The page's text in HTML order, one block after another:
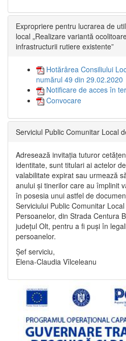
Expropriere pentru lucrarea de
local „Realizare variantă
infrastructurii rutiere existente”
Hotărârea Consiliului
numărul 49 din 29.02.2020
Notificare de acces în
Convocare
Serviciul Public Comunitar Local
Adresează invitația tuturor
identitate, sunt titulari ai actelor
valabilitate expirat sau urmează
anului și tinerilor care au împlinit
în posesia unui astfel de
Serviciului Public Comunitar
Persoanelor, din Strada Centura
județul Olt, pentru a fi puși în
persoanelor.
Șef serviciu,
Elena-Claudia Vîlceleanu